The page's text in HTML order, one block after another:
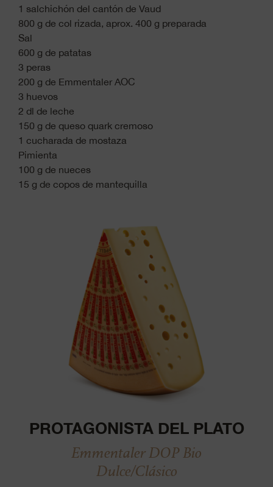
1 salchichón del cantón de Vaud
800 g de col rizada, aprox. 400 g preparada
Sal
600 g de patatas
3 peras
200 g de Emmentaler AOC
3 huevos
2 dl de leche
150 g de queso quark cremoso
1 cucharada de mostaza
Pimienta
100 g de nueces
15 g de copos de mantequilla
PROTAGONISTA DEL PLATO
Emmentaler DOP Bio
Dulce/Clásico